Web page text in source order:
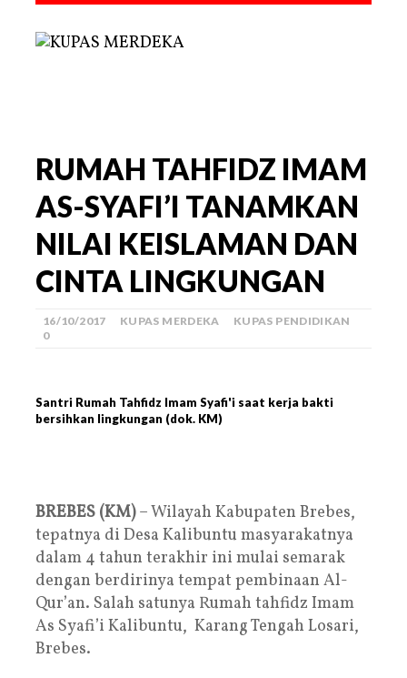
RUMAH TAHFIDZ IMAM
AS-SYAFI’I TANAMKAN
NILAI KEISLAMAN DAN
CINTA LINGKUNGAN
16/10/2017 KUPAS MERDEKA
KUPAS PENDIDIKAN
0
Santri Rumah Tahfidz Imam Syafi'i saat kerja bakti
bersihkan lingkungan (dok. KM)
BREBES (KM)– Wilayah Kabupaten Brebes,
tepatnya di Desa Kalibuntu masyarakatnya
dalam 4 tahun terakhir ini mulai semarak
dengan berdirinya tempat pembinaan Al-
Qur’an. Salah satunya Rumah tahfidz Imam
As Syafi’i Kalibuntu, Karang Tengah Losari,
Brebes.